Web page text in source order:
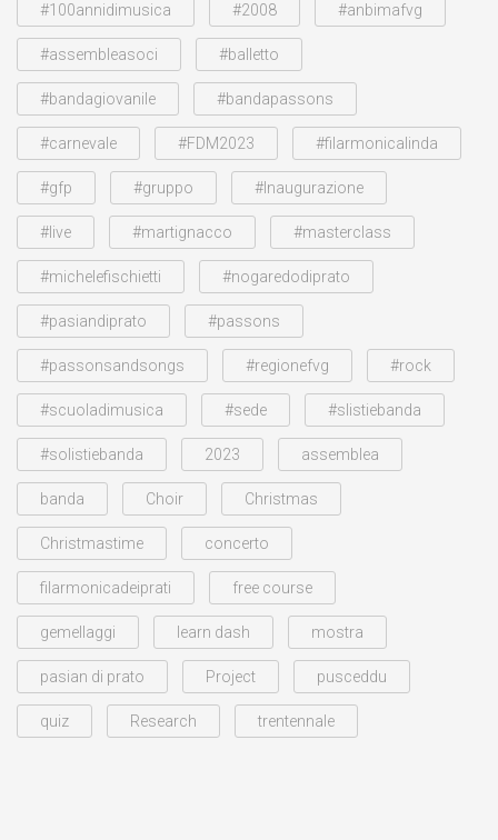
#100annidimusica #2008 #anbimafvg
#assembleasoci #balletto
#bandagiovanile #bandapassons
#carnevale #FDM2023 #filarmonicalinda
#gfp #gruppo #Inaugurazione
#live #martignacco #masterclass
#michelefischietti #nogaredodiprato
#pasiandiprato #passons
#passonsandsongs #regionefvg #rock
#scuoladimusica #sede #slistiebanda
#solistiebanda 2023 assemblea
banda Choir Christmas
Christmastime concerto
filarmonicadeiprati free course
gemellaggi learn dash mostra
pasian di prato Project pusceddu
quiz Research trentennale